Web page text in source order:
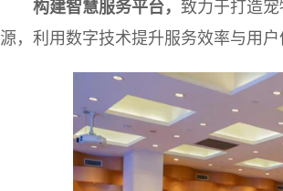
构建智慧服务平台， 致力于打造
源，利用数字技术提升服务效率与用